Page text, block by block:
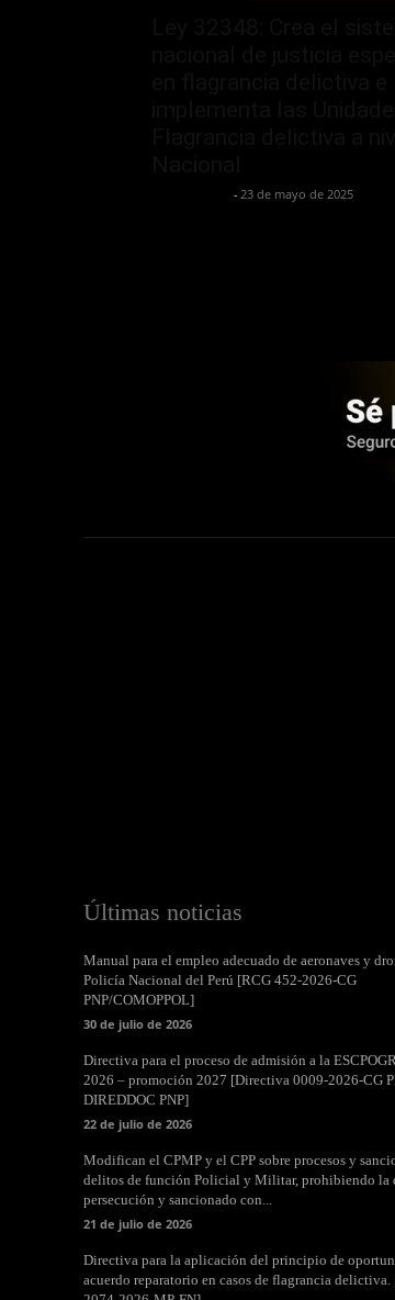
- 23 de mayo de 2025
Últimas noticias
Manual para el empleo adecuado de aeronaves y
Policía Nacional del Perú [RCG 452-2026-CG
PNP/COMOPPOL]
30 de julio de 2026
Directiva para el proceso de admisión a la
2026 – promoción 2027 [Directiva 0009-2026-CG
DIREDDOC PNP]
22 de julio de 2026
Modifican el CPMP y el CPP sobre procesos y
delitos de función Policial y Militar, prohibiendo la
persecución y sancionado con...
21 de julio de 2026
Directiva para la aplicación del principio de
acuerdo reparatorio en casos de flagrancia delictiva.